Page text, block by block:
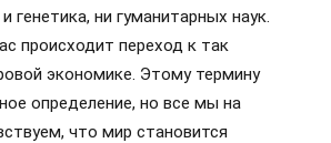
генетика, ни гуманитарных наук.
происходит переход к так
экономике. Этому термину
определение, но все мы на
что мир становится